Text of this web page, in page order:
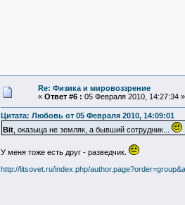
Re: Физика и мировоззрение
« Ответ #6 : 05 Февраля 2010, 14:27:34 »
Цитата: Любовь от 05 Февраля 2010, 14:09:01
Bit, оказыца не земляк, а бывший сотрудник...
У меня тоже есть друг - разведчик.
http://litsovet.ru/index.php/